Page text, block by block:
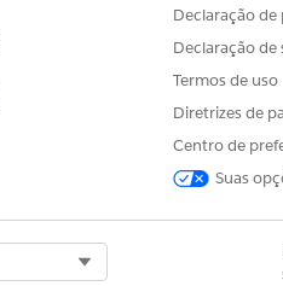
Configuração para notificações
Configure notificações remotas
OmniStudio, configure uma
que os agentes de serviço
Declaração de
Declaração de
Termos de uso
Diretrizes de
Centro de
Suas